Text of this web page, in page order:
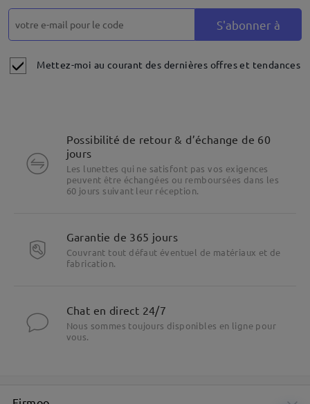
S'abonner à
Mettez-moi au courant des dernières offres et tendances
Possibilité de retour & d’échange de 60
jours
Les lunettes qui ne satisfont pas vos exigences
peuvent être échangées ou remboursées dans les
60 jours suivant leur réception.
Garantie de 365 jours
Couvrant tout défaut éventuel de matériaux et de
fabrication.
Chat en direct 24/7
Nous sommes toujours disponibles en ligne pour
vous.